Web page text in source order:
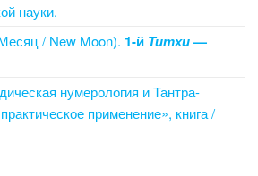
науки.
/ New Moon). 1-й Титхи—
нумерология и Тантра-
применение», книга /